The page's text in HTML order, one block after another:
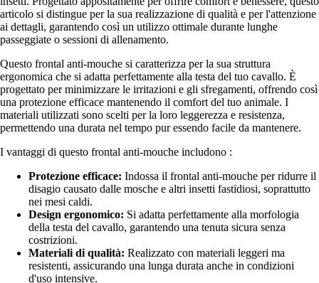
articolo si distingue per la sua realizzazione di qualità e per l'attenzione
ai dettagli, garantendo così un utilizzo ottimale durante lunghe
passeggiate o sessioni di allenamento.
Questo frontal anti-mouche si caratterizza per la sua struttura
ergonomica che si adatta perfettamente alla testa del tuo cavallo. È
progettato per minimizzare le irritazioni e gli sfregamenti, offrendo così
una protezione efficace mantenendo il comfort del tuo animale. I
materiali utilizzati sono scelti per la loro leggerezza e resistenza,
permettendo una durata nel tempo pur essendo facile da mantenere.
I vantaggi di questo frontal anti-mouche includono :
Protezione efficace: Indossa il frontal anti-mouche per ridurre il
disagio causato dalle mosche e altri insetti fastidiosi, soprattutto
nei mesi caldi.
Design ergonomico: Si adatta perfettamente alla morfologia
della testa del cavallo, garantendo una tenuta sicura senza
costrizioni.
Materiali di qualità: Realizzato con materiali leggeri ma
resistenti, assicurando una lunga durata anche in condizioni
d'uso intensive.